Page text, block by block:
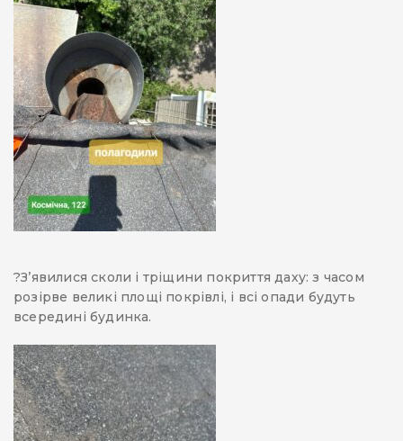
?️З’явилися сколи і тріщини покриття даху: з часом
розірве великі площі покрівлі, і всі опади будуть
всередині будинка.